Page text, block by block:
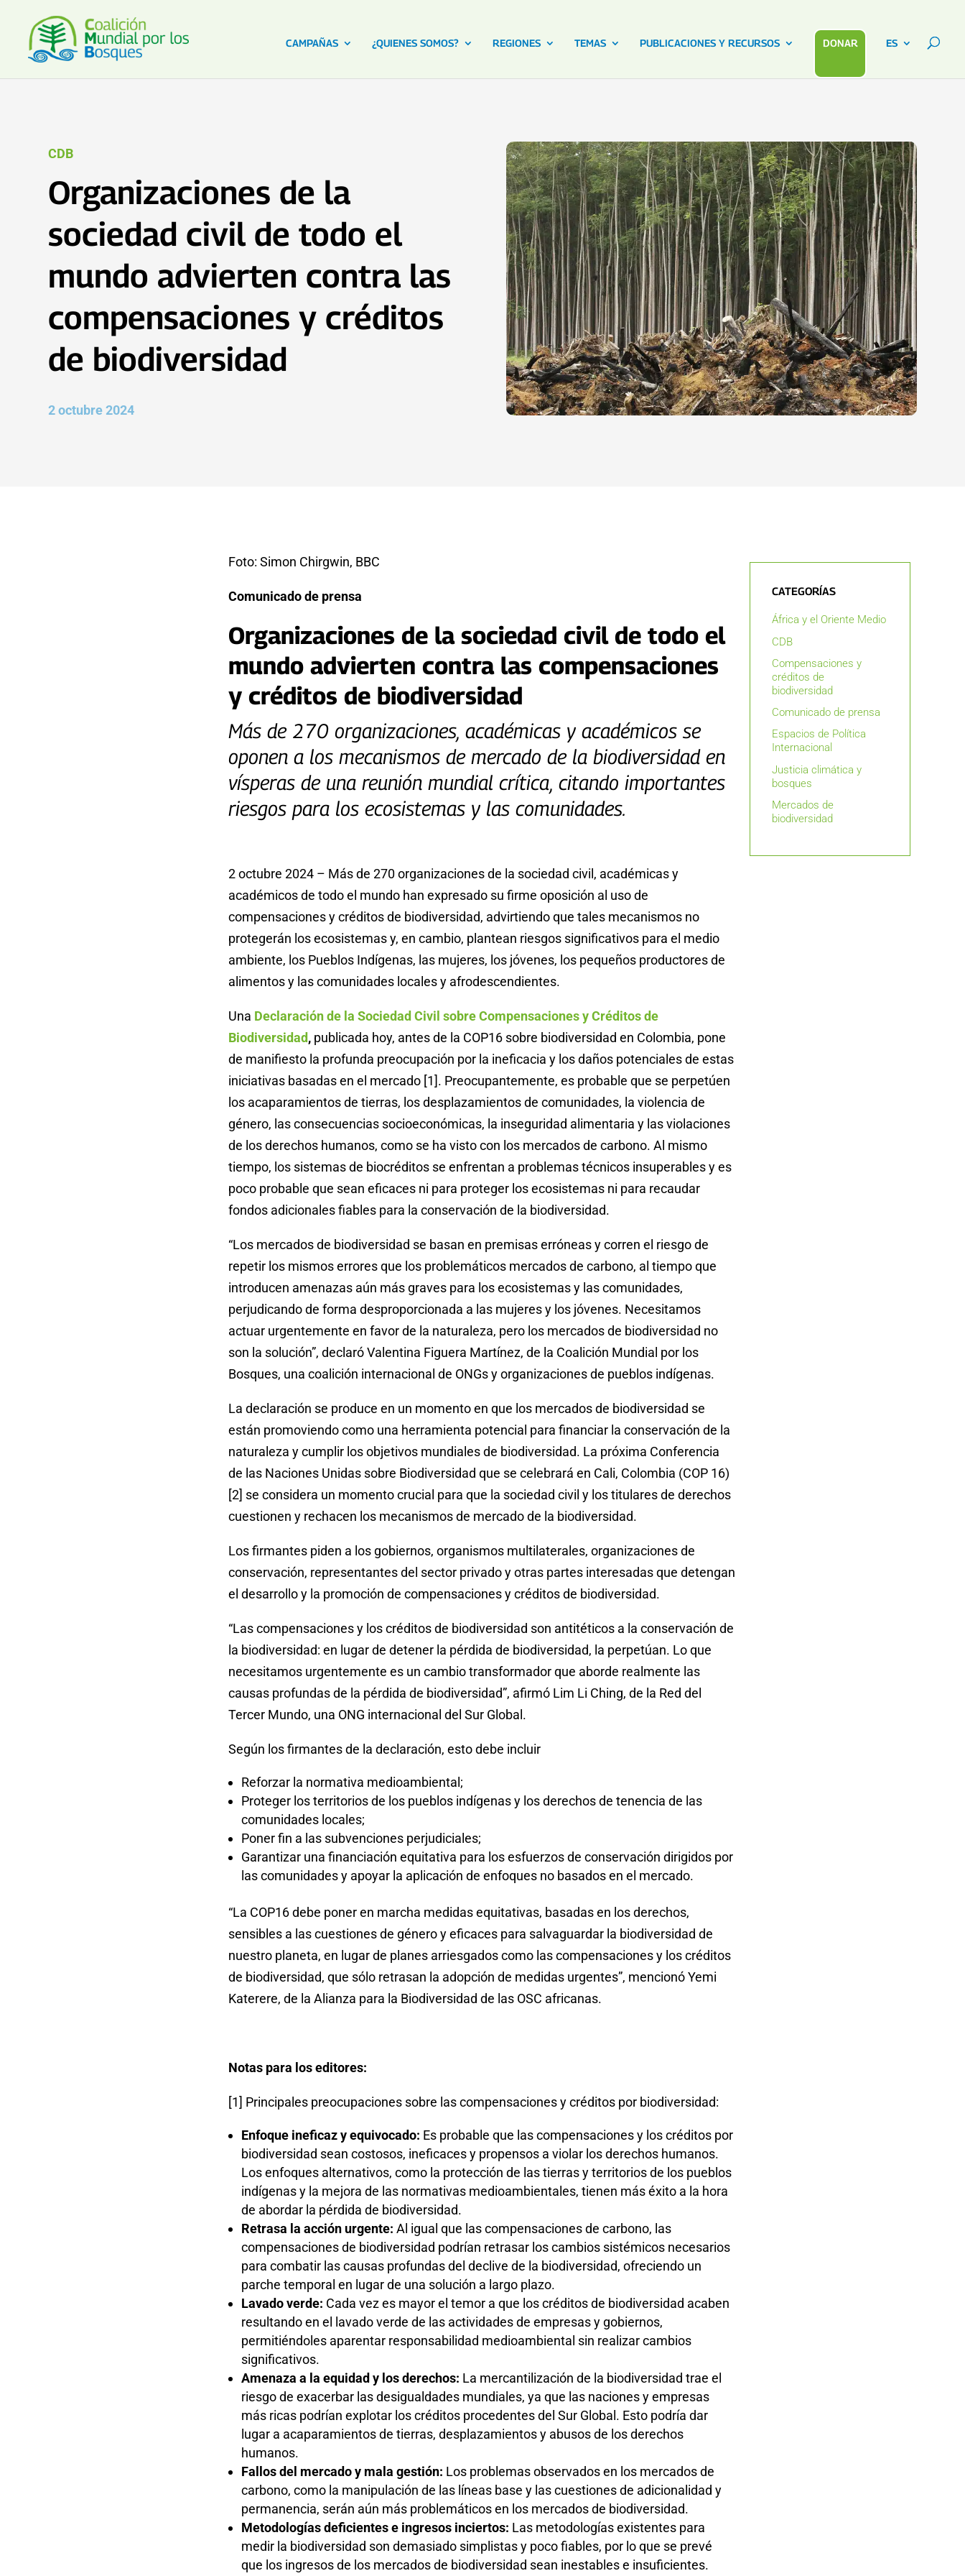
CAMPAÑAS ¿QUIENES SOMOS? REGIONES TEMAS PUBLICACIONES Y RECURSOS DONAR ES
CDB
Organizaciones de la
sociedad civil de todo el
mundo advierten contra las
compensaciones y créditos
de biodiversidad
2 octubre 2024
Foto: Simon Chirgwin, BBC
Comunicado de prensa
Organizaciones de la sociedad civil de todo el
mundo advierten contra las compensaciones
y créditos de biodiversidad
Más de 270 organizaciones, académicas y académicos se
oponen a los mecanismos de mercado de la biodiversidad en
vísperas de una reunión mundial crítica, citando importantes
riesgos para los ecosistemas y las comunidades.
2 octubre 2024 – Más de 270 organizaciones de la sociedad civil, académicas y
académicos de todo el mundo han expresado su firme oposición al uso de
compensaciones y créditos de biodiversidad, advirtiendo que tales mecanismos no
protegerán los ecosistemas y, en cambio, plantean riesgos significativos para el medio
ambiente, los Pueblos Indígenas, las mujeres, los jóvenes, los pequeños productores de
alimentos y las comunidades locales y afrodescendientes.
Una Declaración de la Sociedad Civil sobre Compensaciones y Créditos de
Biodiversidad, publicada hoy, antes de la COP16 sobre biodiversidad en Colombia, pone
de manifiesto la profunda preocupación por la ineficacia y los daños potenciales de estas
iniciativas basadas en el mercado [1]. Preocupantemente, es probable que se perpetúen
los acaparamientos de tierras, los desplazamientos de comunidades, la violencia de
género, las consecuencias socioeconómicas, la inseguridad alimentaria y las violaciones
de los derechos humanos, como se ha visto con los mercados de carbono. Al mismo
tiempo, los sistemas de biocréditos se enfrentan a problemas técnicos insuperables y es
poco probable que sean eficaces ni para proteger los ecosistemas ni para recaudar
fondos adicionales fiables para la conservación de la biodiversidad.
“Los mercados de biodiversidad se basan en premisas erróneas y corren el riesgo de
repetir los mismos errores que los problemáticos mercados de carbono, al tiempo que
introducen amenazas aún más graves para los ecosistemas y las comunidades,
perjudicando de forma desproporcionada a las mujeres y los jóvenes. Necesitamos
actuar urgentemente en favor de la naturaleza, pero los mercados de biodiversidad no
son la solución”, declaró Valentina Figuera Martínez, de la Coalición Mundial por los
Bosques, una coalición internacional de ONGs y organizaciones de pueblos indígenas.
La declaración se produce en un momento en que los mercados de biodiversidad se
están promoviendo como una herramienta potencial para financiar la conservación de la
naturaleza y cumplir los objetivos mundiales de biodiversidad. La próxima Conferencia
de las Naciones Unidas sobre Biodiversidad que se celebrará en Cali, Colombia (COP 16)
[2] se considera un momento crucial para que la sociedad civil y los titulares de derechos
cuestionen y rechacen los mecanismos de mercado de la biodiversidad.
Los firmantes piden a los gobiernos, organismos multilaterales, organizaciones de
conservación, representantes del sector privado y otras partes interesadas que detengan
el desarrollo y la promoción de compensaciones y créditos de biodiversidad.
“Las compensaciones y los créditos de biodiversidad son antitéticos a la conservación de
la biodiversidad: en lugar de detener la pérdida de biodiversidad, la perpetúan. Lo que
necesitamos urgentemente es un cambio transformador que aborde realmente las
causas profundas de la pérdida de biodiversidad”, afirmó Lim Li Ching, de la Red del
Tercer Mundo, una ONG internacional del Sur Global.
Según los firmantes de la declaración, esto debe incluir
Reforzar la normativa medioambiental;
Proteger los territorios de los pueblos indígenas y los derechos de tenencia de las
comunidades locales;
Poner fin a las subvenciones perjudiciales;
Garantizar una financiación equitativa para los esfuerzos de conservación dirigidos por
las comunidades y apoyar la aplicación de enfoques no basados en el mercado.
“La COP16 debe poner en marcha medidas equitativas, basadas en los derechos,
sensibles a las cuestiones de género y eficaces para salvaguardar la biodiversidad de
nuestro planeta, en lugar de planes arriesgados como las compensaciones y los créditos
de biodiversidad, que sólo retrasan la adopción de medidas urgentes”, mencionó Yemi
Katerere, de la Alianza para la Biodiversidad de las OSC africanas.
Notas para los editores:
[1] Principales preocupaciones sobre las compensaciones y créditos por biodiversidad:
Enfoque ineficaz y equivocado: Es probable que las compensaciones y los créditos por
biodiversidad sean costosos, ineficaces y propensos a violar los derechos humanos.
Los enfoques alternativos, como la protección de las tierras y territorios de los pueblos
indígenas y la mejora de las normativas medioambientales, tienen más éxito a la hora
de abordar la pérdida de biodiversidad.
Retrasa la acción urgente: Al igual que las compensaciones de carbono, las
compensaciones de biodiversidad podrían retrasar los cambios sistémicos necesarios
para combatir las causas profundas del declive de la biodiversidad, ofreciendo un
parche temporal en lugar de una solución a largo plazo.
Lavado verde: Cada vez es mayor el temor a que los créditos de biodiversidad acaben
resultando en el lavado verde de las actividades de empresas y gobiernos,
permitiéndoles aparentar responsabilidad medioambiental sin realizar cambios
significativos.
Amenaza a la equidad y los derechos: La mercantilización de la biodiversidad trae el
riesgo de exacerbar las desigualdades mundiales, ya que las naciones y empresas
más ricas podrían explotar los créditos procedentes del Sur Global. Esto podría dar
lugar a acaparamientos de tierras, desplazamientos y abusos de los derechos
humanos.
Fallos del mercado y mala gestión: Los problemas observados en los mercados de
carbono, como la manipulación de las líneas base y las cuestiones de adicionalidad y
permanencia, serán aún más problemáticos en los mercados de biodiversidad.
Metodologías deficientes e ingresos inciertos: Las metodologías existentes para
medir la biodiversidad son demasiado simplistas y poco fiables, por lo que se prevé
que los ingresos de los mercados de biodiversidad sean inestables e insuficientes.
CATEGORÍAS
África y el Oriente Medio
CDB
Compensaciones y
créditos de
biodiversidad
Comunicado de prensa
Espacios de Política
Internacional
Justicia climática y
bosques
Mercados de
biodiversidad